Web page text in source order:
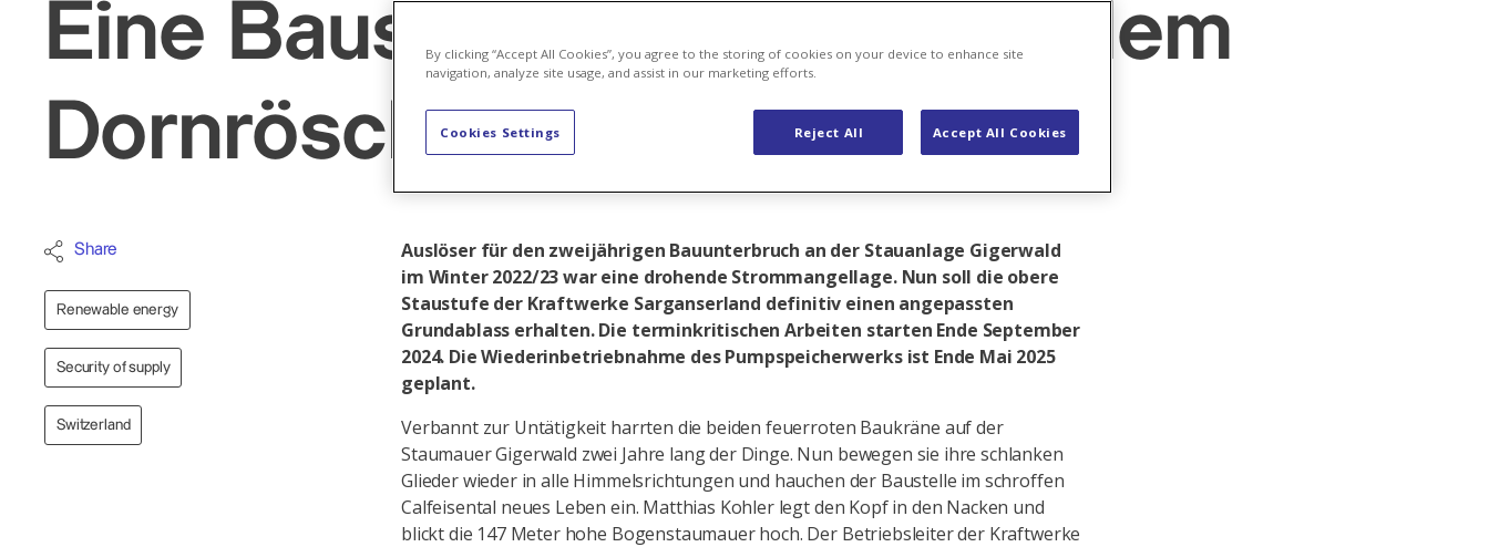
Eine Baustelle erwacht aus dem
Dornröschenschlaf
Share
Renewable energy
Security of supply
Switzerland
Auslöser für den zweijährigen Bauunterbruch an der Stauanlage Gigerwald
im Winter 2022/23 war eine drohende Strommangellage. Nun soll die obere
Staustufe der Kraftwerke Sarganserland definitiv einen angepassten
Grundablass erhalten. Die terminkritischen Arbeiten starten Ende September
2024. Die Wiederinbetriebnahme des Pumpspeicherwerks ist Ende Mai 2025
geplant.
Verbannt zur Untätigkeit harrten die beiden feuerroten Baukräne auf der
Staumauer Gigerwald zwei Jahre lang der Dinge. Nun bewegen sie ihre schlanken
Glieder wieder in alle Himmelsrichtungen und hauchen der Baustelle im schroffen
Calfeisental neues Leben ein. Matthias Kohler legt den Kopf in den Nacken und
blickt die 147 Meter hohe Bogenstaumauer hoch. Der Betriebsleiter der Kraftwerke
By clicking “Accept All Cookies”, you agree to the storing of cookies on your device to enhance site
navigation, analyze site usage, and assist in our marketing efforts.
Reject All Accept All Cookies
Cookies Settings